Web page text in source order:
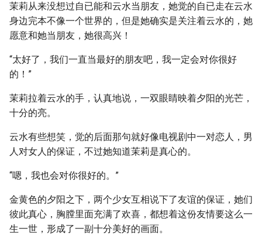
茉莉从来没想过自已能和云水当朋友，她觉的自已走在云水
身边完本不像一个世界的，但是她确实是关注着云水的，她
愿意和她当朋友，她很高兴！
“太好了，我们一直当最好的朋友吧，我一定会对你很好
的！”
茉莉拉着云水的手，认真地说，一双眼睛映着夕阳的光芒，
十分的亮。
云水有些想笑，觉的后面那句就好像电视剧中一对恋人，男
人对女人的保证，不过她知道茉莉是真心的。
“嗯，我也会对你很好的。”
金黄色的夕阳之下，两个少女互相说下了友谊的保证，她们
彼此真心，胸膛里面充满了欢喜，都想着这份友情要这么一
生一世，形成了一副十分美好的画面。